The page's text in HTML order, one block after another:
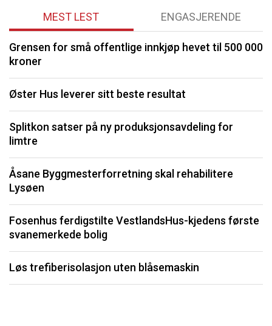
MEST LEST ENGASJERENDE
Grensen for små offentlige innkjøp hevet til 500 000
kroner
Øster Hus leverer sitt beste resultat
Splitkon satser på ny produksjonsavdeling for
limtre
Åsane Byggmesterforretning skal rehabilitere
Lysøen
Fosenhus ferdigstilte VestlandsHus-kjedens første
svanemerkede bolig
Løs trefiberisolasjon uten blåsemaskin